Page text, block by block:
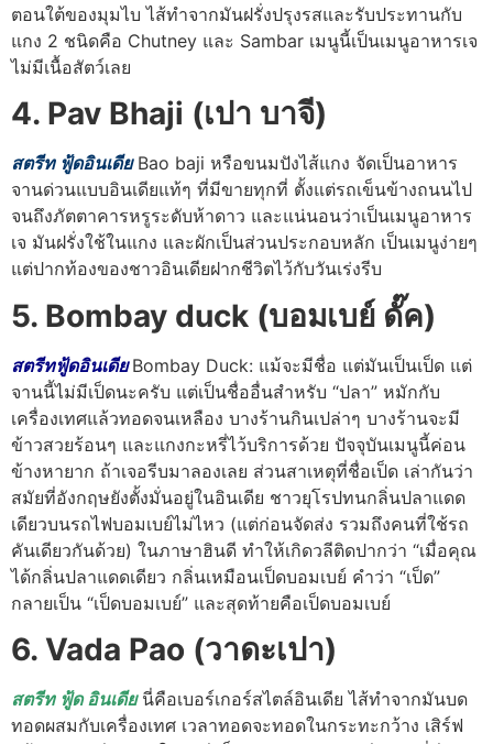
ตอนใต้ของมุมไบ ไส้ทำจากมันฝรั่งปรุงรสและรับประทานกับ
แกง 2 ชนิดคือ Chutney และ Sambar เมนูนี้เป็นเมนูอาหารเจ
ไม่มีเนื้อสัตว์เลย
4. Pav Bhaji (เปา บาจี)
สตรีท ฟู้ดอินเดีย Bao baji หรือขนมปังไส้แกง จัดเป็นอาหาร
จานด่วนแบบอินเดียแท้ๆ ที่มีขายทุกที่ ตั้งแต่รถเข็นข้างถนนไป
จนถึงภัตตาคารหรูระดับห้าดาว และแน่นอนว่าเป็นเมนูอาหาร
เจ มันฝรั่งใช้ในแกง และผักเป็นส่วนประกอบหลัก เป็นเมนูง่ายๆ
แต่ปากท้องของชาวอินเดียฝากชีวิตไว้กับวันเร่งรีบ
5. Bombay duck (บอมเบย์ ดั๊ค)
สตรีทฟู้ดอินเดียBombay Duck: แม้จะมีชื่อ แต่มันเป็นเป็ด แต่
จานนี้ไม่มีเป็ดนะครับ แต่เป็นชื่ออื่นสำหรับ “ปลา” หมักกับ
เครื่องเทศแล้วทอดจนเหลือง บางร้านกินเปล่าๆ บางร้านจะมี
ข้าวสวยร้อนๆ และแกงกะหรี่ไว้บริการด้วย ปัจจุบันเมนูนี้ค่อน
ข้างหายาก ถ้าเจอรีบมาลองเลย ส่วนสาเหตุที่ชื่อเป็ด เล่ากันว่า
สมัยที่อังกฤษยังตั้งมั่นอยู่ในอินเดีย ชาวยุโรปทนกลิ่นปลาแดด
เดียวบนรถไฟบอมเบย์ไม่ไหว (แต่ก่อนจัดส่ง รวมถึงคนที่ใช้รถ
คันเดียวกันด้วย) ในภาษาฮินดี ทำให้เกิดวลีติดปากว่า “เมื่อคุณ
ได้กลิ่นปลาแดดเดียว กลิ่นเหมือนเป็ดบอมเบย์ คำว่า “เป็ด”
กลายเป็น “เป็ดบอมเบย์” และสุดท้ายคือเป็ดบอมเบย์
6. Vada Pao (วาดะเปา)
สตรีท ฟู้ด อินเดียนี่คือเบอร์เกอร์สไตล์อินเดีย ไส้ทำจากมันบด
ทอดผสมกับเครื่องเทศ เวลาทอดจะทอดในกระทะกว้าง เสิร์ฟ